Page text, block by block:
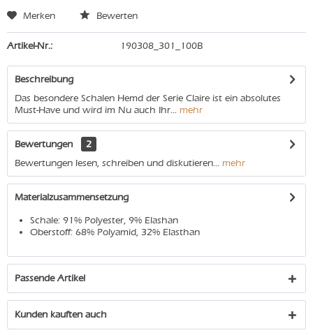
Merken Bewerten
Artikel-Nr.: 190308_301_100B
Beschreibung
Das besondere Schalen Hemd der Serie Claire ist ein absolutes
Must-Have und wird im Nu auch Ihr... mehr
Bewertungen
2
Bewertungen lesen, schreiben und diskutieren... mehr
Materialzusammensetzung
Schale: 91% Polyester, 9% Elashan
Oberstoff: 68% Polyamid, 32% Elasthan
Passende Artikel
Kunden kauften auch